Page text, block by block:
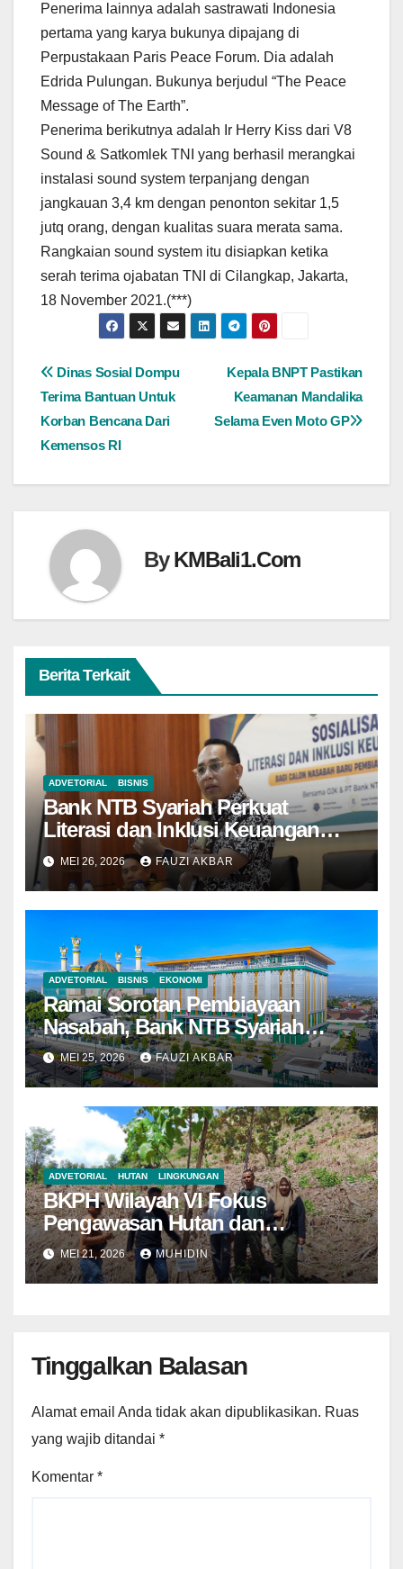
Penerima lainnya adalah sastrawati Indonesia
pertama yang karya bukunya dipajang di
Perpustakaan Paris Peace Forum. Dia adalah
Edrida Pulungan. Bukunya berjudul “The Peace
Message of The Earth”.
Penerima berikutnya adalah Ir Herry Kiss dari V8
Sound & Satkomlek TNI yang berhasil merangkai
instalasi sound system terpanjang dengan
jangkauan 3,4 km dengan penonton sekitar 1,5
jutq orang, dengan kualitas suara merata sama.
Rangkaian sound system itu disiapkan ketika
serah terima ojabatan TNI di Cilangkap, Jakarta,
18 November 2021.(***)
Navigasi
pos
Kepala BNPT Pastikan
Keamanan Mandalika
Selama Even Moto GP
Dinas Sosial Dompu
Terima Bantuan Untuk
Korban Bencana Dari
Kemensos RI
ByKMBali1.Com
Berita Terkait
ADVETORIAL BISNIS
Bank NTB Syariah Perkuat
Literasi dan Inklusi Keuangan
Syariah di Kota Bima
MEI 26, 2026 FAUZI AKBAR
ADVETORIAL BISNIS EKONOMI
Ramai Sorotan Pembiayaan
Nasabah, Bank NTB Syariah
Tegaskan Semua Sesuai
Prosedur
MEI 25, 2026 FAUZI AKBAR
ADVETORIAL HUTAN LINGKUNGAN
BKPH Wilayah VI Fokus
Pengawasan Hutan dan
Pemantauan Demplot di KH Riwo
MEI 21, 2026 MUHIDIN
Tinggalkan Balasan
Alamat email Anda tidak akan dipublikasikan. Ruas
yang wajib ditandai *
Komentar *